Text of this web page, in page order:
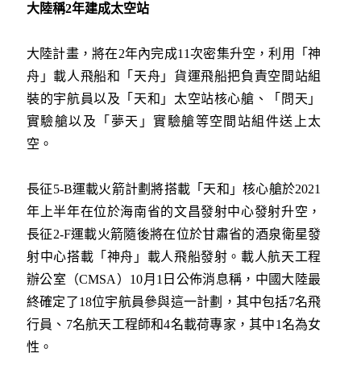
大陸稱2年建成太空站
大陸計畫，將在2年內完成11次密集升空，利用「神
舟」載人飛船和「天舟」貨運飛船把負責空間站組
裝的宇航員以及「天和」太空站核心艙、「問天」
實驗艙以及「夢天」實驗艙等空間站組件送上太
空。
長征5-B運載火箭計劃將搭載「天和」核心艙於2021
年上半年在位於海南省的文昌發射中心發射升空，
長征2-F運載火箭隨後將在位於甘肅省的酒泉衛星發
射中心搭載「神舟」載人飛船發射。載人航天工程
辦公室（CMSA）10月1日公佈消息稱，中國大陸最
終確定了18位宇航員參與這一計劃，其中包括7名飛
行員、7名航天工程師和4名載荷專家，其中1名為女
性。